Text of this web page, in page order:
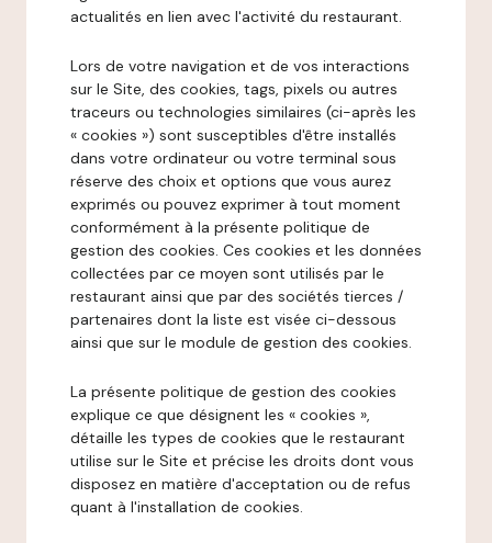
actualités en lien avec l'activité du restaurant.
Lors de votre navigation et de vos interactions
sur le Site, des cookies, tags, pixels ou autres
traceurs ou technologies similaires (ci-après les
« cookies ») sont susceptibles d'être installés
dans votre ordinateur ou votre terminal sous
réserve des choix et options que vous aurez
exprimés ou pouvez exprimer à tout moment
conformément à la présente politique de
gestion des cookies. Ces cookies et les données
collectées par ce moyen sont utilisés par le
restaurant ainsi que par des sociétés tierces /
partenaires dont la liste est visée ci-dessous
ainsi que sur le module de gestion des cookies.
La présente politique de gestion des cookies
explique ce que désignent les « cookies »,
détaille les types de cookies que le restaurant
utilise sur le Site et précise les droits dont vous
disposez en matière d'acceptation ou de refus
quant à l'installation de cookies.